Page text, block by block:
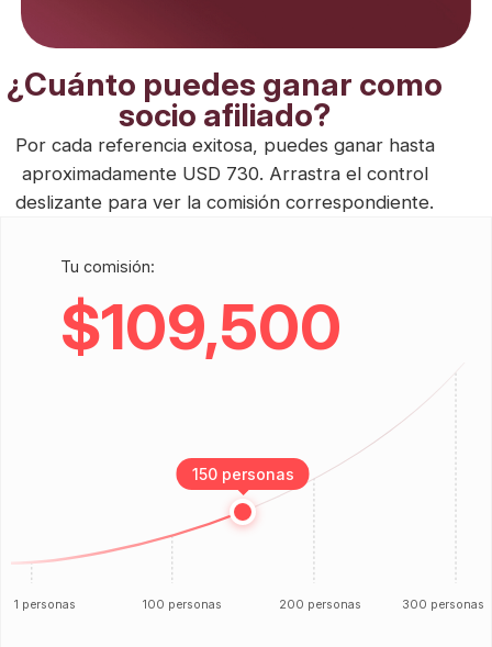
¿Cuánto puedes ganar como
socio afiliado?
Por cada referencia exitosa, puedes ganar hasta
aproximadamente USD 730. Arrastra el control
deslizante para ver la comisión correspondiente.
Tu comisión:
$109,500
150 personas
1 personas 100 personas 200 personas 300 personas